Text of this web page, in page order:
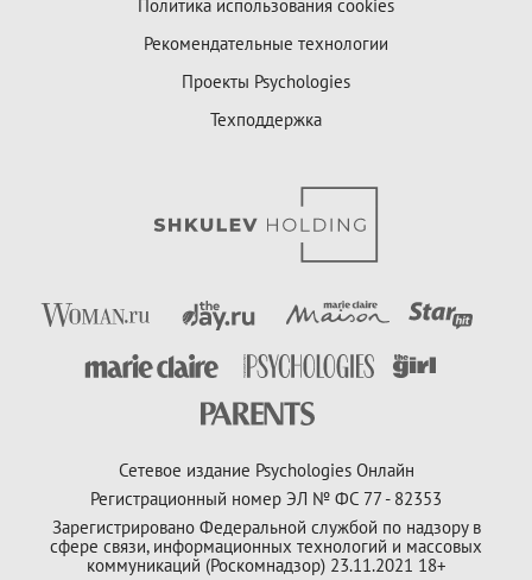
Политика использования cookies
Рекомендательные технологии
Проекты Psychologies
Техподдержка
Сетевое издание Psychologies Онлайн
Регистрационный номер ЭЛ № ФС 77 - 82353
Зарегистрировано Федеральной службой по надзору в
сфере связи, информационных технологий и массовых
коммуникаций (Роскомнадзор) 23.11.2021 18+